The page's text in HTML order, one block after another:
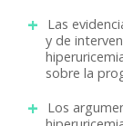
Las
y de
sobre la
Los